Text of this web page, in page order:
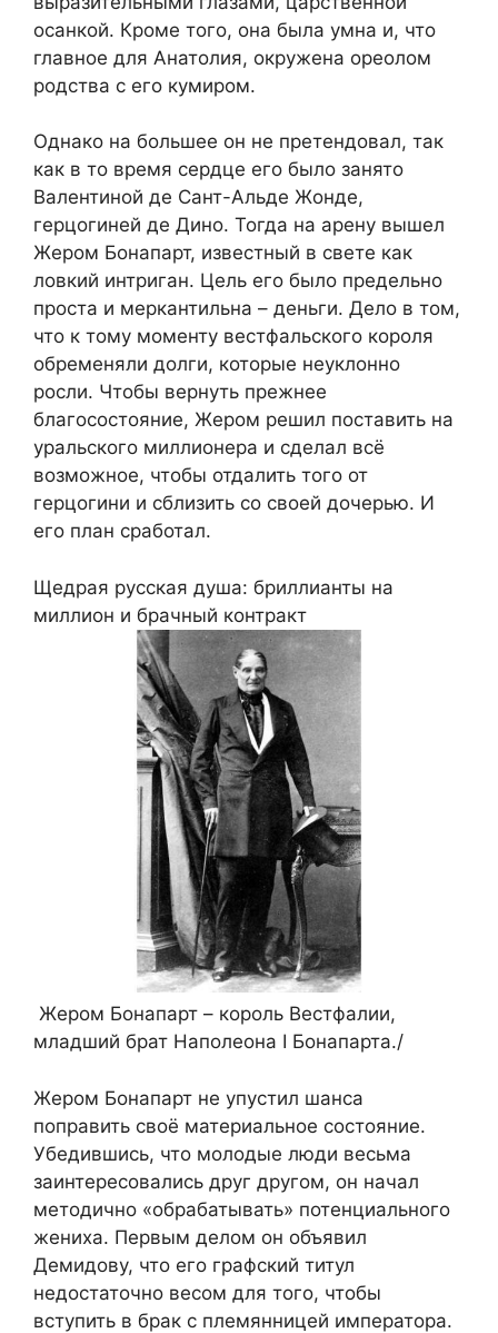
осанкой. Кроме того, она была умна и, что
главное для Анатолия, окружена ореолом
родства с его кумиром.
Однако на большее он не претендовал, так
как в то время сердце его было занято
Валентиной де Сант-Альде Жонде,
герцогиней де Дино. Тогда на арену вышел
Жером Бонапарт, известный в свете как
ловкий интриган. Цель его было предельно
проста и меркантильна – деньги. Дело в том,
что к тому моменту вестфальского короля
обременяли долги, которые неуклонно
росли. Чтобы вернуть прежнее
благосостояние, Жером решил поставить на
уральского миллионера и сделал всё
возможное, чтобы отдалить того от
герцогини и сблизить со своей дочерью. И
его план сработал.
Щедрая русская душа: бриллианты на
миллион и брачный контракт
Жером Бонапарт – король Вестфалии,
младший брат Наполеона I Бонапарта./
Жером Бонапарт не упустил шанса
поправить своё материальное состояние.
Убедившись, что молодые люди весьма
заинтересовались друг другом, он начал
методично «обрабатывать» потенциального
жениха. Первым делом он объявил
Демидову, что его графский титул
недостаточно весом для того, чтобы
вступить в брак с племянницей императора.